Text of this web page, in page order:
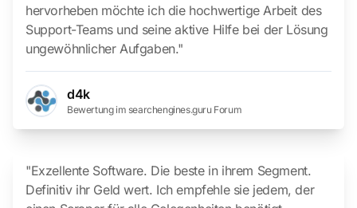
hervorheben möchte ich die hochwertige Arbeit des
Support-Teams und seine aktive Hilfe bei der Lösung
ungewöhnlicher Aufgaben."
d4k
Bewertung im searchengines.guru Forum
"Exzellente Software. Die beste in ihrem Segment.
Definitiv ihr Geld wert. Ich empfehle sie jedem, der